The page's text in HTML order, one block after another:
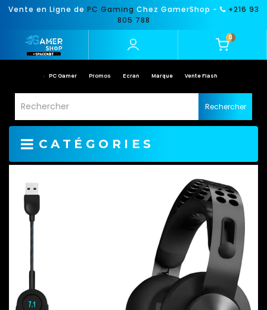
Vente en Ligne de PC Gaming Chez GamerShop -
+216 93
805 788
0
PC Gamer Promos Ecran Marque Vente Flash
Rechercher
CATÉGORIES